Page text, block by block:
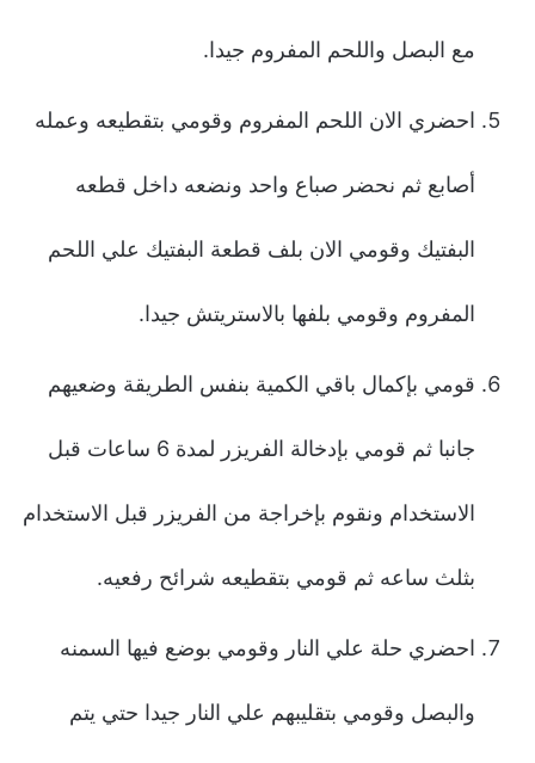
مع البصل واللحم المفروم جيدا.
احضري الان اللحم المفروم وقومي بتقطيعه وعمله
أصابع ثم نحضر صباع واحد ونضعه داخل قطعه
البفتيك وقومي الان بلف قطعة البفتيك علي اللحم
المفروم وقومي بلفها بالاستريتش جيدا.
قومي بإكمال باقي الكمية بنفس الطريقة وضعيهم
جانبا ثم قومي بإدخالة الفريزر لمدة 6 ساعات قبل
الاستخدام ونقوم بإخراجة من الفريزر قبل الاستخدام
بثلث ساعه ثم قومي بتقطيعه شرائح رفعيه.
احضري حلة علي النار وقومي بوضع فيها السمنه
والبصل وقومي بتقليبهم علي النار جيدا حتي يتم